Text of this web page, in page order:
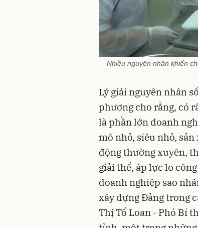
Nhiều nguyên nhân khiến
Lý giải nguyên nhân
phương cho rằng, có
là phần lớn doanh
mô nhỏ, siêu nhỏ,
động thường xuyên,
giải thể, áp lực lo
doanh nghiệp sao
xây dựng Đảng trong
Thị Tố Loan - Phó Bí